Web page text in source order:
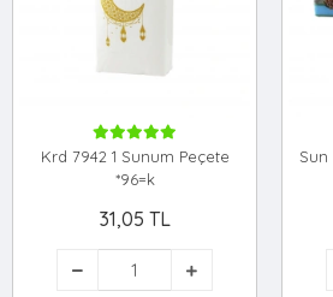
Krd 7942 1 Sunum Peçete
*96=k
31,05 TL
Sun